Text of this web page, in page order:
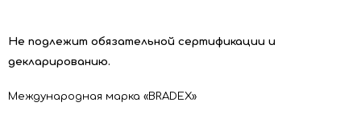
Не подлежит обязательной сертификации и
декларированию.
Международная марка «BRADEX»